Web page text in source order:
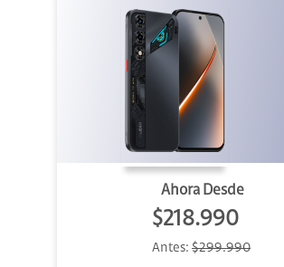
Ahora Desde
$218.990
Antes: $299.990